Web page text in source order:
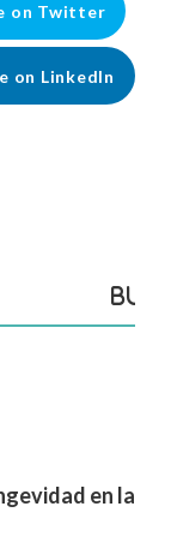
on Twitter
on LinkedIn
en la